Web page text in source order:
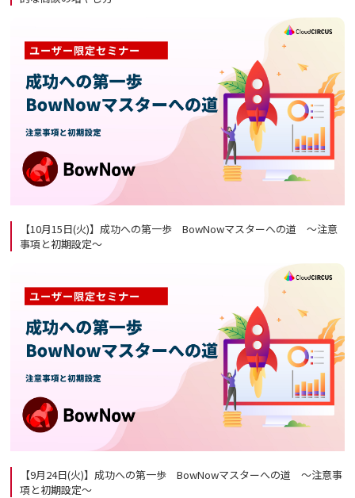
【10月15日(火)】成功への第一歩 BowNowマスターへの道 ～注意
事項と初期設定～
【9月24日(火)】成功への第一歩 BowNowマスターへの道 ～注意事
項と初期設定～